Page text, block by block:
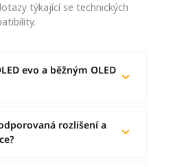
týkající se technických
evo a běžným OLED
rozlišení a